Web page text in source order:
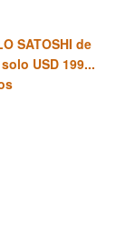
SATOSHI de
USD 199...